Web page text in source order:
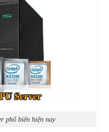
phổ biến hiện nay